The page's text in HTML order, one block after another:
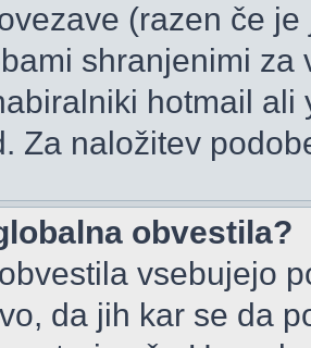
(razen če
shranjenimi za
hotmail
Za naložitev
obvestila?
vsebujejo
da jih kar se da